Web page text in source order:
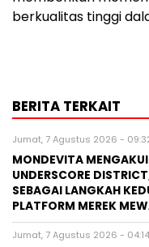
berkualitas tinggi
BERITA TERKAIT
Jumat, 7 Agustus 2026 -
MONDEVITA
UNDERSCORE
SEBAGAI LANGKAH
PLATFORM MEREK
Jumat, 7 Agustus 2026 -